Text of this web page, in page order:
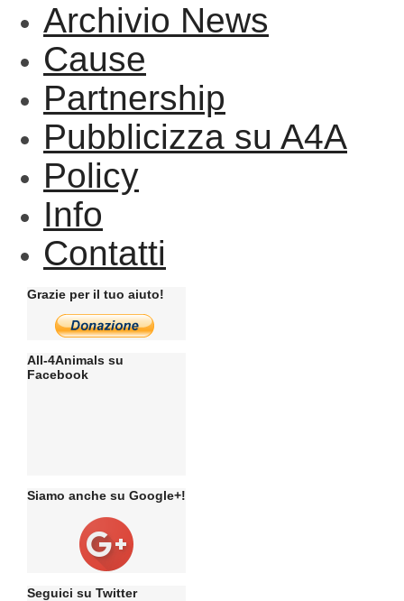
Archivio News
Cause
Partnership
Pubblicizza su A4A
Policy
Info
Contatti
Grazie per il tuo aiuto!
All-4Animals su
Facebook
Siamo anche su Google+!
Seguici su Twitter